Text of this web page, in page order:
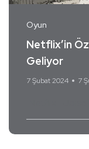
Oyun
Netflix’in
Geliyor
7 Şubat 2024 7